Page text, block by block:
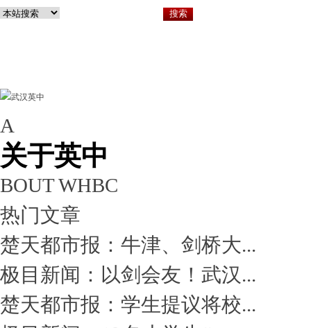
A
关于英中
BOUT WHBC
热门文章
楚天都市报：牛津、剑桥大...
极目新闻：以剑会友！武汉...
楚天都市报：学生提议将校...